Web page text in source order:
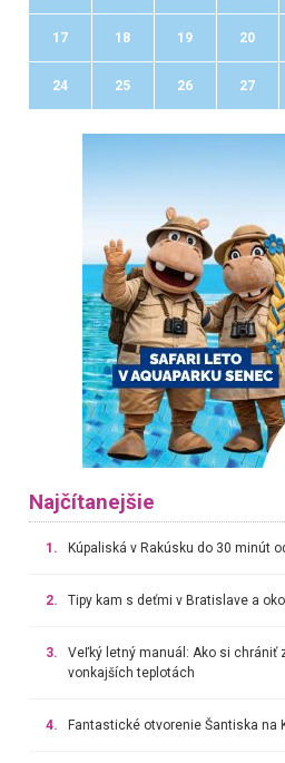
17 18 19 20
24 25 26 27
Najčítanejšie
1. Kúpaliská v Rakúsku do 30 minút
2. Tipy kam s deťmi v Bratislave a
3.
Veľký letný manuál: Ako si chrániť
vonkajších teplotách
4. Fantastické otvorenie Šantiska na